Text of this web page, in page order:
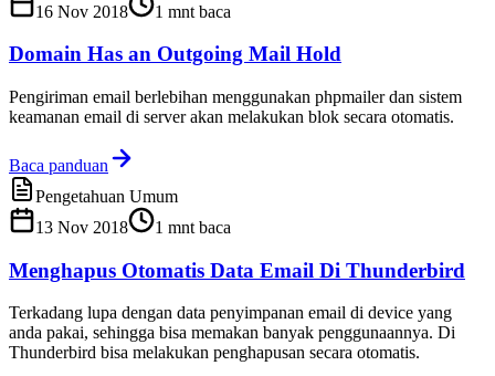
16 Nov 2018
1 mnt baca
Domain Has an Outgoing Mail Hold
Pengiriman email berlebihan menggunakan phpmailer dan sistem
keamanan email di server akan melakukan blok secara otomatis.
Baca panduan
Pengetahuan Umum
13 Nov 2018
1 mnt baca
Menghapus Otomatis Data Email Di Thunderbird
Terkadang lupa dengan data penyimpanan email di device yang
anda pakai, sehingga bisa memakan banyak penggunaannya. Di
Thunderbird bisa melakukan penghapusan secara otomatis.